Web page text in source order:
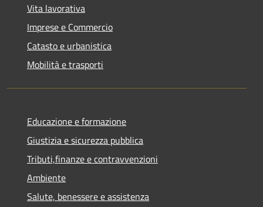
Vita lavorativa
Imprese e Commercio
Catasto e urbanistica
Mobilità e trasporti
Educazione e formazione
Giustizia e sicurezza pubblica
Tributi,finanze e contravvenzioni
Ambiente
Salute, benessere e assistenza